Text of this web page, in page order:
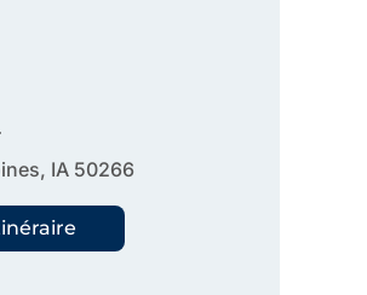
Location
, IA 50266